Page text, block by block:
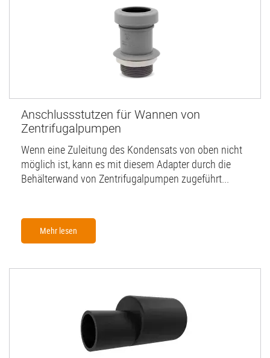
Anschlussstutzen für Wannen von
Zentrifugalpumpen
Wenn eine Zuleitung des Kondensats von oben nicht
möglich ist, kann es mit diesem Adapter durch die
Behälterwand von Zentrifugalpumpen zugeführt...
Mehr lesen